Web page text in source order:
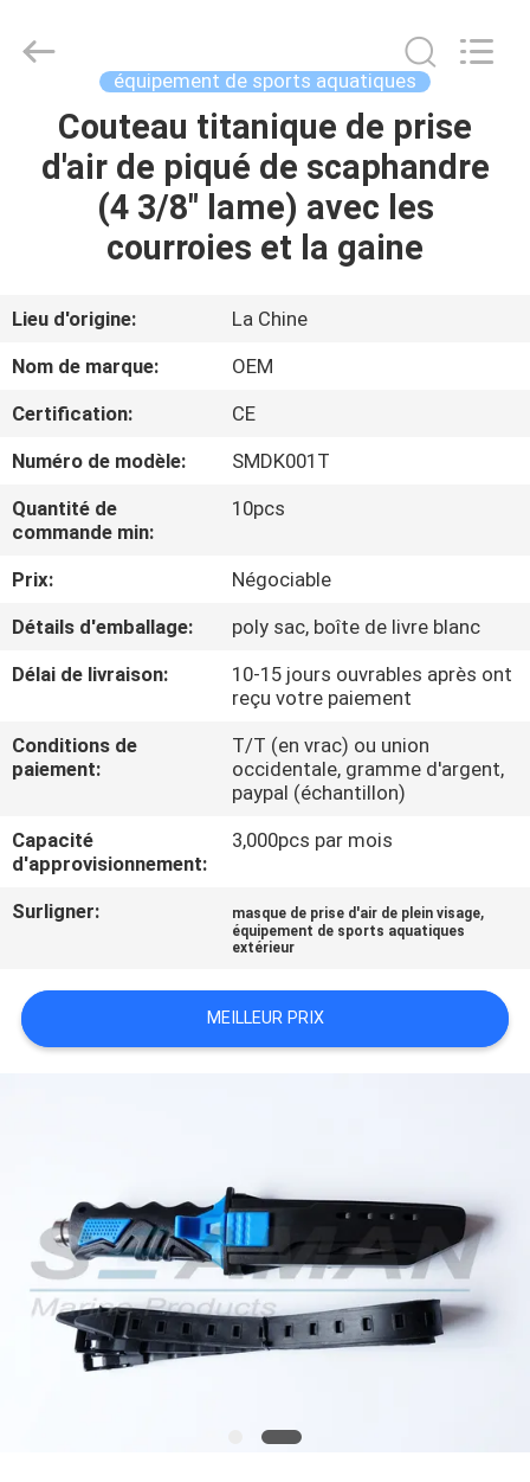
MAISON
PRODUITS
AU
DE
NOUS
VISITE
D'USINE
CONTRÔLE
QUALITÉ
NEWS
SITE
Marine
Co.,Ltd..
équipement de sports aquatiques
Couteau titanique de prise
d'air de piqué de scaphandre
(4 3/8" lame) avec les
courroies et la gaine
Lieu d'origine:
La Chine
Nom de marque:
OEM
Certification:
CE
Numéro de modèle:
SMDK001T
Quantité de
commande min:
10pcs
Prix:
Négociable
Détails d'emballage:
poly sac, boîte de livre blanc
Délai de livraison:
10-15 jours ouvrables après ont
reçu votre paiement
Conditions de
paiement:
T/T (en vrac) ou union
occidentale, gramme d'argent,
paypal (échantillon)
Capacité
d'approvisionnement:
3,000pcs par mois
Surligner: masque de prise d'air de plein visage,
équipement de sports aquatiques
extérieur
MEILLEUR PRIX